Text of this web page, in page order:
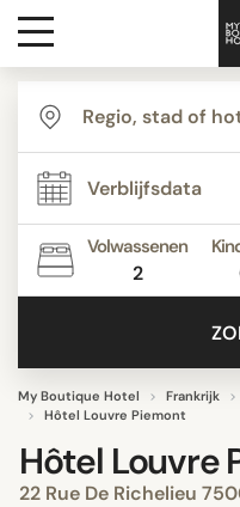
Bestemmingen
Hoteltypes
Contact
Volwassenen
2
My Boutique Hotel Frankrijk
Hôtel Louvre Piemont
Hôtel Louvre
22 Rue De Richelieu